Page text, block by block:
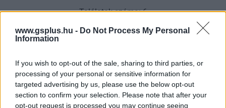
www.gsplus.hu - Do Not Process My Personal
Information
If you wish to opt-out of the sale, sharing to third parties, or
processing of your personal or sensitive information for
targeted advertising by us, please use the below opt-out
section to confirm your selection. Please note that after your
opt-out request is processed you may continue seeing
Találatok száma: 6